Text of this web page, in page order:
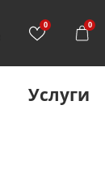
0 0
Услуги